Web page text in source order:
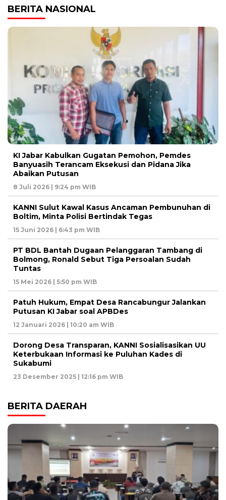
BERITA NASIONAL
KI Jabar Kabulkan Gugatan Pemohon, Pemdes
Banyuasih Terancam Eksekusi dan Pidana Jika
Abaikan Putusan
8 Juli 2026 | 9:24 pm WIB
KANNI Sulut Kawal Kasus Ancaman Pembunuhan di
Boltim, Minta Polisi Bertindak Tegas
15 Juni 2026 | 6:43 pm WIB
PT BDL Bantah Dugaan Pelanggaran Tambang di
Bolmong, Ronald Sebut Tiga Persoalan Sudah
Tuntas
15 Mei 2026 | 5:50 pm WIB
Patuh Hukum, Empat Desa Rancabungur Jalankan
Putusan KI Jabar soal APBDes
12 Januari 2026 | 10:20 am WIB
Dorong Desa Transparan, KANNI Sosialisasikan UU
Keterbukaan Informasi ke Puluhan Kades di
Sukabumi
23 Desember 2025 | 12:16 pm WIB
BERITA DAERAH